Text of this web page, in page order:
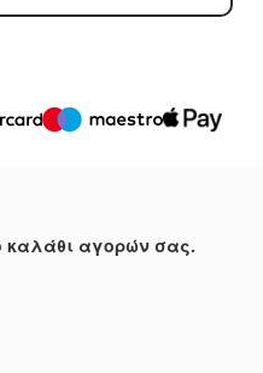
καλάθι αγορών σας.